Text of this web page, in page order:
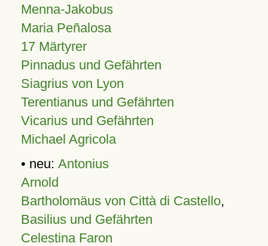
Menna-Jakobus
Maria Peñalosa
17 Märtyrer
Pinnadus und Gefährten
Siagrius von Lyon
Terentianus und Gefährten
Vicarius und Gefährten
Michael Agricola
• neu: Antonius
Arnold
Bartholomäus von Città di Castello,
Basilius und Gefährten
Celestina Faron